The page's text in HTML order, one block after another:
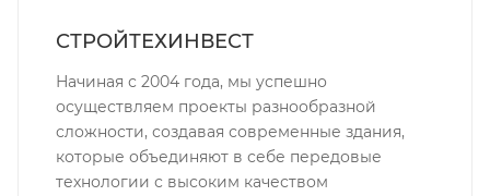
СТРОЙТЕХИНВЕСТ
Начиная с 2004 года, мы успешно
осуществляем проекты разнообразной
сложности, создавая современные здания,
которые объединяют в себе передовые
технологии с высоким качеством